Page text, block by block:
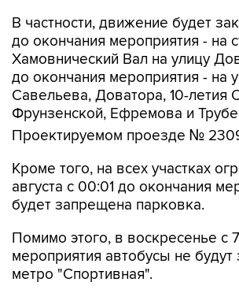
В частности, движение будет
до окончания мероприятия - на
Хамовнический Вал на улицу
до окончания мероприятия - на
Савельева, Доватора, 10-летия
Фрунзенской, Ефремова и
Проектируемом проезде №
Кроме того, на всех участках
августа с 00:01 до окончания
будет запрещена парковка.
Помимо этого, в воскресенье с
мероприятия автобусы не будут
метро "Спортивная".